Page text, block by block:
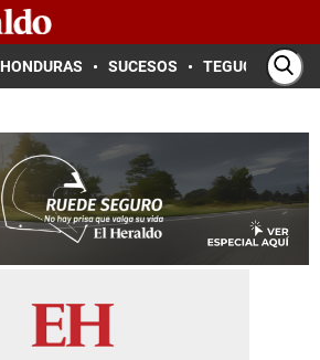
HONDURAS SUCESOS TEGUCIGALPA